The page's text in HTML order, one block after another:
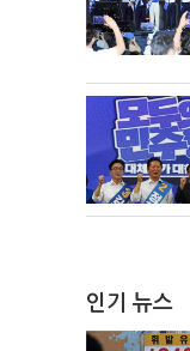
인기 뉴스